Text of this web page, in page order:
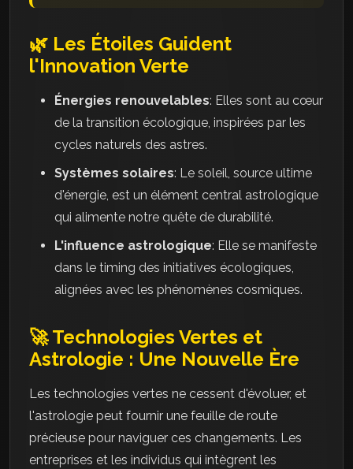
🌿 Les Étoiles Guident
l'Innovation Verte
Énergies renouvelables: Elles sont au cœur
de la transition écologique, inspirées par les
cycles naturels des astres.
Systèmes solaires: Le soleil, source ultime
d'énergie, est un élément central astrologique
qui alimente notre quête de durabilité.
L'influence astrologique: Elle se manifeste
dans le timing des initiatives écologiques,
alignées avec les phénomènes cosmiques.
🚀 Technologies Vertes et
Astrologie : Une Nouvelle Ère
Les technologies vertes ne cessent d'évoluer, et
l'astrologie peut fournir une feuille de route
précieuse pour naviguer ces changements. Les
entreprises et les individus qui intègrent les